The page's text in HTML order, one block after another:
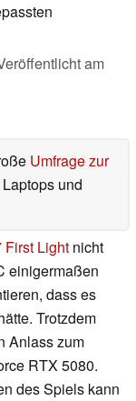
am
Umfrage zur
und
First Light nicht
einigermaßen
dass es
Trotzdem
Anlass zum
RTX 5080.
des Spiels kann